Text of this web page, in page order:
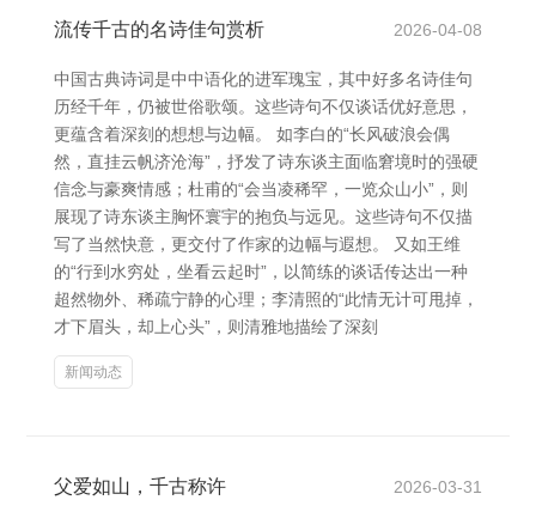
流传千古的名诗佳句赏析 2026-04-08
中国古典诗词是中中语化的进军瑰宝，其中好多名诗佳句
历经千年，仍被世俗歌颂。这些诗句不仅谈话优好意思，
更蕴含着深刻的想想与边幅。 如李白的“长风破浪会偶
然，直挂云帆济沧海”，抒发了诗东谈主面临窘境时的强硬
信念与豪爽情感；杜甫的“会当凌稀罕，一览众山小”，则
展现了诗东谈主胸怀寰宇的抱负与远见。这些诗句不仅描
写了当然快意，更交付了作家的边幅与遐想。 又如王维
的“行到水穷处，坐看云起时”，以简练的谈话传达出一种
超然物外、稀疏宁静的心理；李清照的“此情无计可甩掉，
才下眉头，却上心头”，则清雅地描绘了深刻
新闻动态
父爱如山，千古称许 2026-03-31